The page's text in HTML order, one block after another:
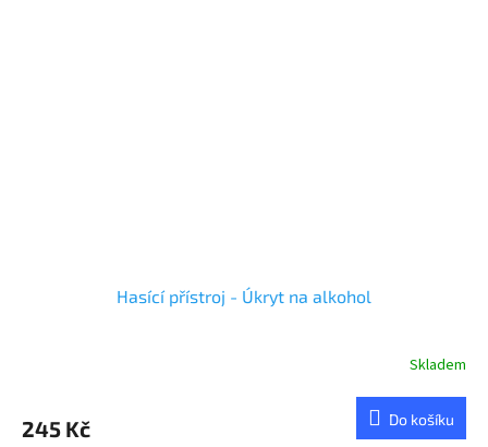
Hasící přístroj - Úkryt na alkohol
je
Skladem
245 Kč Do košíku